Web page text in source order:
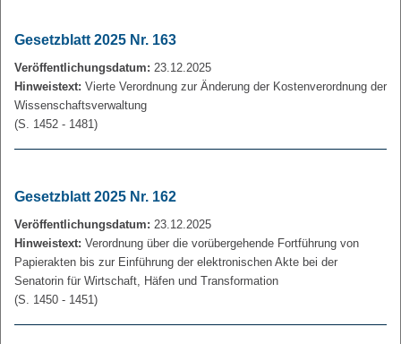
Gesetzblatt 2025 Nr. 163
Veröffentlichungsdatum: 23.12.2025
Hinweistext: Vierte Verordnung zur Änderung der Kostenverordnung der
Wissenschaftsverwaltung
(S. 1452 - 1481)
Gesetzblatt 2025 Nr. 162
Veröffentlichungsdatum: 23.12.2025
Hinweistext: Verordnung über die vorübergehende Fortführung von
Papierakten bis zur Einführung der elektronischen Akte bei der
Senatorin für Wirtschaft, Häfen und Transformation
(S. 1450 - 1451)